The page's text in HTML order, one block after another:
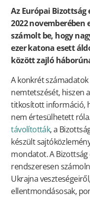
Az Európai Bizottság
2022 novemberében
számolt be, hogy
ezer katona esett
között zajló
A konkrét
nemtetszését, hiszen
titkosított információ,
nem értesülhetett
távolították, a
készült
mondatot. A
rendszeresen
Ukrajna
ellentmondásosak,